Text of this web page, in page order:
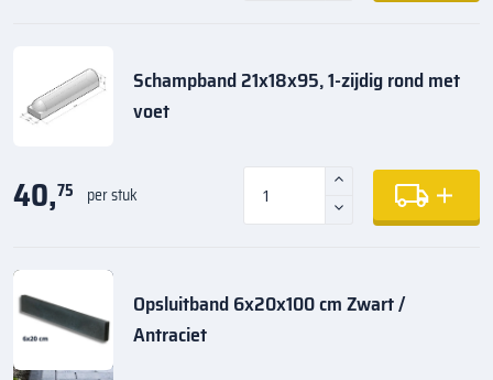
Schampband 21x18x95, 1-zijdig rond met
voet
40,75 per stuk
Opsluitband 6x20x100 cm Zwart /
Antraciet